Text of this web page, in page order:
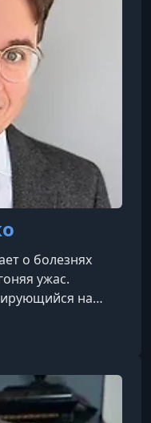
о болезнях
ужас.
на
национальных
по лечению